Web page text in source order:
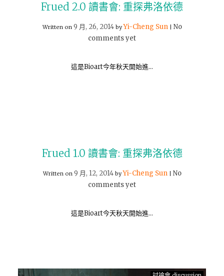
Frued 2.0 讀書會: 重探弗洛依德
Written on 9 月, 26, 2014 byYi-Cheng Sun
No
comments yet
這是Bioart今年秋天開始進…
Frued 1.0 讀書會: 重探弗洛依德
Written on 9 月, 12, 2014 byYi-Cheng Sun
No
comments yet
這是Bioart今天秋天開始進…